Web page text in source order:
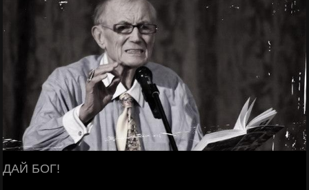
ДАЙ БОГ!